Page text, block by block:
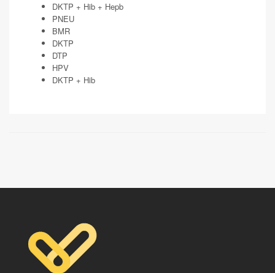
DKTP + Hib + Hepb
PNEU
BMR
DKTP
DTP
HPV
DKTP + Hib